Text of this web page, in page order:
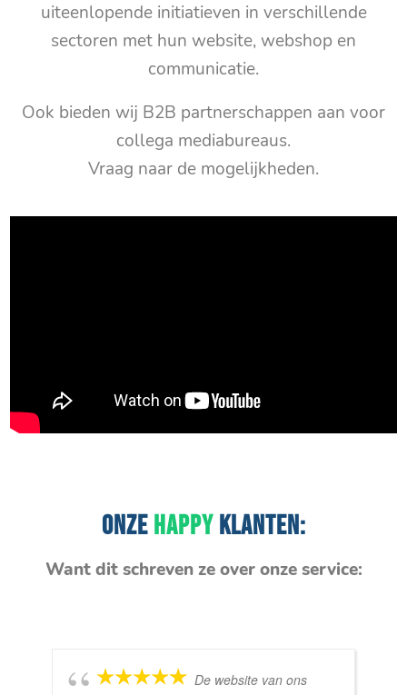
uiteenlopende initiatieven in verschillende
sectoren met hun website, webshop en
communicatie.
Ook bieden wij B2B partnerschappen aan voor
collega mediabureaus.
Vraag naar de mogelijkheden.
ONZEHAPPYKLANTEN:
Want dit schreven ze over onze service:
De website van ons